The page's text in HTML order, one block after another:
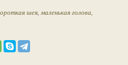
шея,маленькая голова,